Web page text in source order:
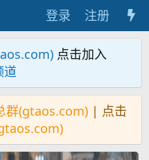
登录 注册
点击加入
道
群(gtaos.com) | 点击